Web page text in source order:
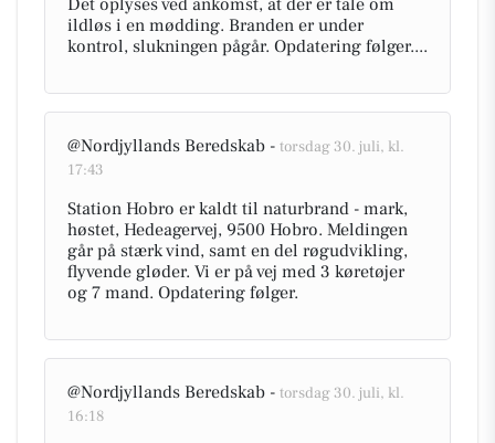
Det oplyses ved ankomst, at der er tale om
ildløs i en mødding. Branden er under
kontrol, slukningen pågår. Opdatering følger....
@Nordjyllands Beredskab - torsdag 30. juli, kl.
17:43
Station Hobro er kaldt til naturbrand - mark,
høstet, Hedeagervej, 9500 Hobro. Meldingen
går på stærk vind, samt en del røgudvikling,
flyvende gløder. Vi er på vej med 3 køretøjer
og 7 mand. Opdatering følger.
@Nordjyllands Beredskab - torsdag 30. juli, kl.
16:18